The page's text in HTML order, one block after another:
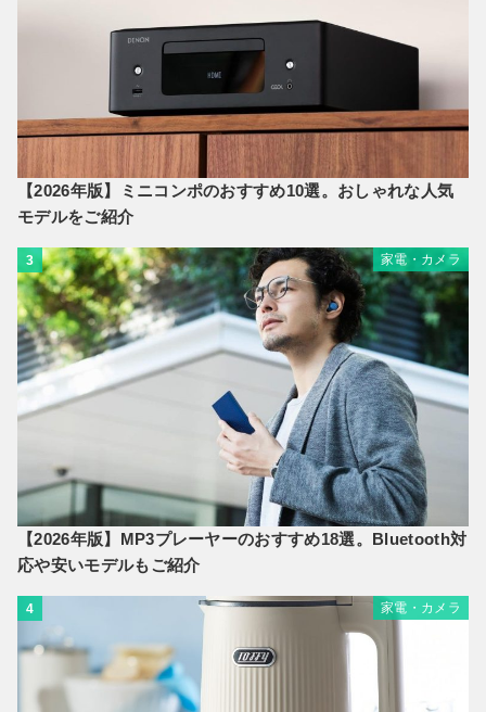
【2026年版】ミニコンポのおすすめ10選。おしゃれな人気
モデルをご紹介
3 家電・カメラ
【2026年版】MP3プレーヤーのおすすめ18選。Bluetooth対
応や安いモデルもご紹介
4 家電・カメラ